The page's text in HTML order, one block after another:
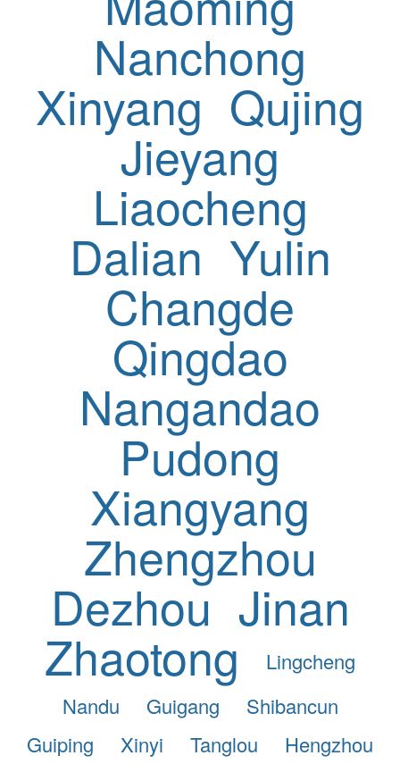
Nanchong
Xinyang Qujing
Jieyang
Liaocheng
Dalian Yulin
Changde
Qingdao
Nangandao
Pudong
Xiangyang
Zhengzhou
Dezhou Jinan
Zhaotong
Lingcheng
Nandu
Guigang
Shibancun
Guiping
Xinyi Tanglou Hengzhou